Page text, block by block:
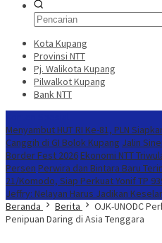
Kota Kupang
Provinsi NTT
Pj. Walikota Kupang
Pilwalkot Kupang
Bank NTT
Menyambut HUT RI Ke-81, PLN
Canggih di GI Bolok Kupang Jalin
Border Fest 2026 Ekonomi NTT
Persen Perwira dan Bintara Baru
21/Komodo, Siap Perkuat Yonif TP
Jeffry: Nelayan Harus Jadikan
Beranda
Berita
OJK-UNODC
Penipuan Daring di Asia Tenggara